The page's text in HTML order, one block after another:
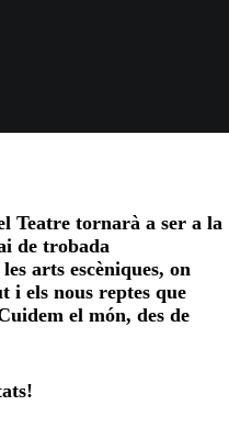
Teatre tornarà a ser a la
de trobada
arts escèniques, on
i els nous reptes que
el món, des de